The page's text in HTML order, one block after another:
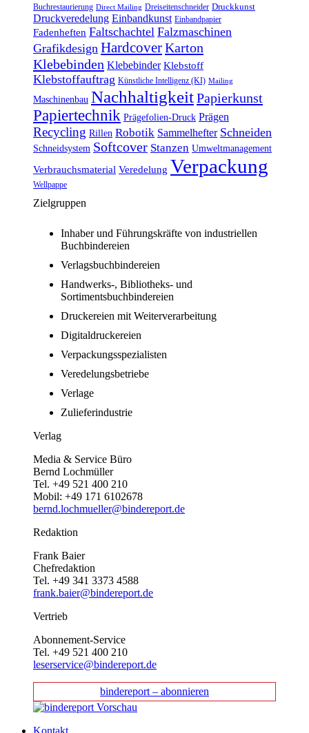
Buchrestaurierung Direct Mailing Dreiseitenschneider Druckkunst
Druckveredelung Einbandkunst Einbandpapier
Fadenheften Faltschachtel Falzmaschinen
Grafikdesign HardcoverKarton
Klebebinden Klebebinder Klebstoff
Klebstoffauftrag Künstliche Intelligenz (KI) Mailing
Maschinenbau NachhaltigkeitPapierkunst
Papiertechnik Prägefolien-Druck Prägen
Recycling Rillen Robotik Sammelhefter Schneiden
Schneidsystem Softcover Stanzen Umweltmanagement
Verbrauchsmaterial Veredelung Verpackung
Wellpappe
Zielgruppen
Inhaber und Führungskräfte von industriellen
Buchbindereien
Verlagsbuchbindereien
Handwerks-, Bibliotheks- und
Sortimentsbuchbindereien
Druckereien mit Weiterverarbeitung
Digitaldruckereien
Verpackungsspezialisten
Veredelungsbetriebe
Verlage
Zulieferindustrie
Verlag
Media & Service Büro
Bernd Lochmüller
Tel. +49 521 400 210
Mobil: +49 171 6102678
bernd.lochmueller@bindereport.de
Redaktion
Frank Baier
Chefredaktion
Tel. +49 341 3373 4588
frank.baier@bindereport.de
Vertrieb
Abonnement-Service
Tel. +49 521 400 210
leserservice@bindereport.de
bindereport – abonnieren
Kontakt